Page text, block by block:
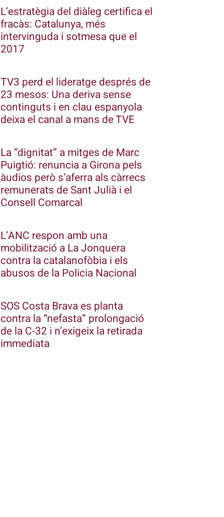
L’estratègia del diàleg certifica el
fracàs: Catalunya, més
intervinguda i sotmesa que el
2017
TV3 perd el lideratge després de
23 mesos: Una deriva sense
continguts i en clau espanyola
deixa el canal a mans de TVE
La “dignitat” a mitges de Marc
Puigtió: renuncia a Girona pels
àudios però s’aferra als càrrecs
remunerats de Sant Julià i el
Consell Comarcal
L’ANC respon amb una
mobilització a La Jonquera
contra la catalanofòbia i els
abusos de la Policia Nacional
SOS Costa Brava es planta
contra la “nefasta” prolongació
de la C-32 i n’exigeix la retirada
immediata